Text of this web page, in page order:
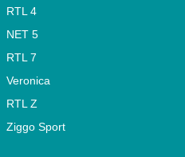
RTL 4
NET 5
RTL 7
Veronica
RTL Z
Ziggo Sport